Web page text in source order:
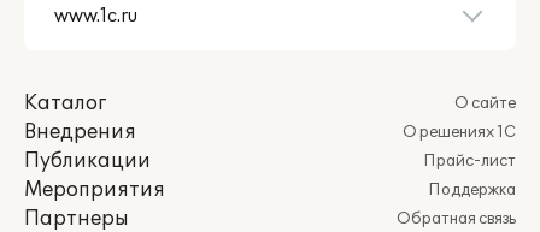
Каталог
Внедрения
Публикации
Мероприятия
Партнеры
О сайте
О решениях 1С
Прайс-лист
Поддержка
Обратная связь